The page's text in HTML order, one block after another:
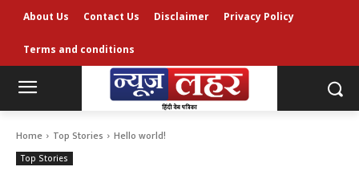
About Us Contact Us Disclaimer Privacy Policy
Terms and conditions
Home Top Stories Hello world!
Top Stories